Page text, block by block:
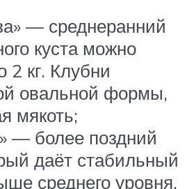
— среднеранний
куста можно
2 кг. Клубни
овальной формы,
мякоть;
— более поздний
даёт стабильный
среднего уровня.